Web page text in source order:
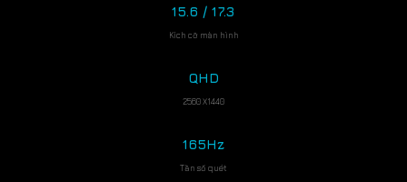
15.6 / 17.3
Kích cỡ màn hình
QHD
2560 X1440
165Hz
Tần số quét